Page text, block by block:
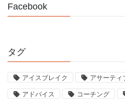
Facebook
タグ
アイスブレイク アサーティ
アドバイス コーチング